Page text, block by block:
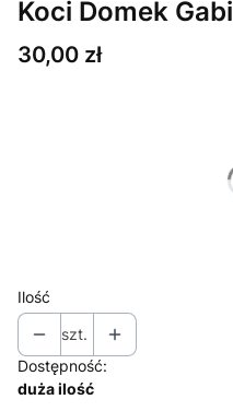
Koci Domek Gabi
Cena
30,00 zł
Ilość
szt.
Dostępność:
duża ilość